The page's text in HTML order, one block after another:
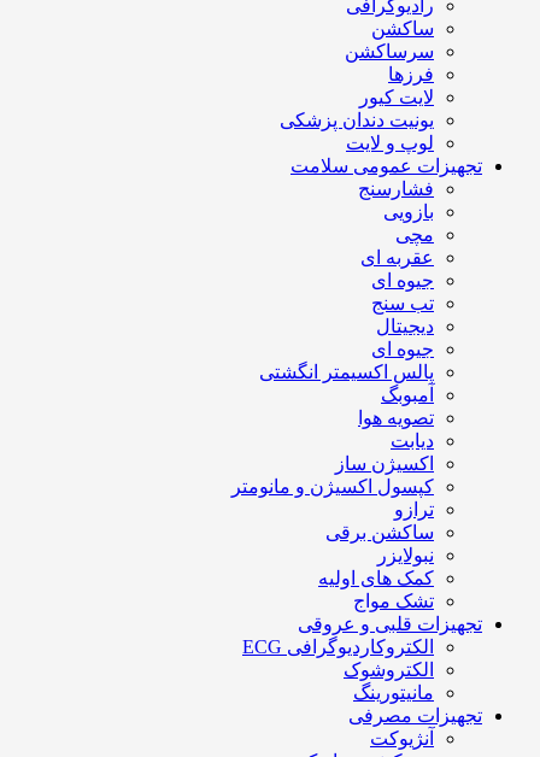
رادیوگرافی
ساکشن
سرساکشن
فرزها
لایت کیور
یونیت دندان پزشکی
لوپ و لایت
تجهیزات عمومی سلامت
فشارسنج
بازویی
مچی
عقربه ای
جیوه ای
تب سنج
دیجیتال
جیوه ای
پالس اکسیمتر انگشتی
آمبوبگ
تصویه هوا
دیابت
اکسیژن ساز
کپسول اکسیژن و مانومتر
ترازو
ساکشن برقی
نبولایزر
کمک های اولیه
تشک مواج
تجهیزات قلبی و عروقی
الکتروکاردیوگرافی ECG
الکتروشوک
مانیتورینگ
تجهیزات مصرفی
آنژیوکت